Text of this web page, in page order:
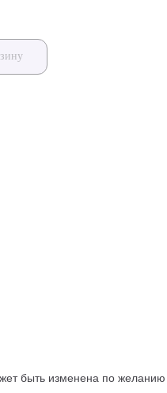
быть изменена по